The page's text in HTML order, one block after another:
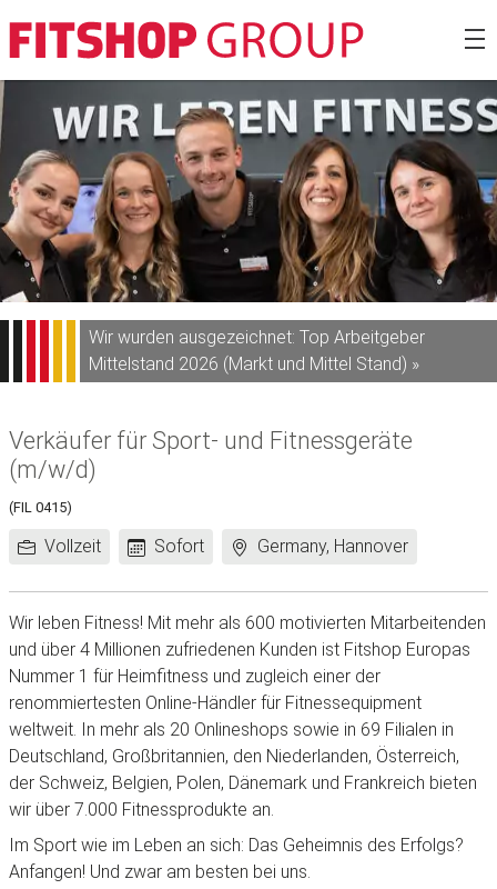
Zum
Inhalt
springen
Fitshop
Wir wurden ausgezeichnet: Top Arbeitgeber
Mittelstand 2026 (Markt und Mittel Stand) »
Verkäufer für Sport- und Fitnessgeräte
(m/w/d)
(FIL 0415)
Arbeitszeit:
Vollzeit
Frühestes
Sofort Standort:
Germany, Hannover
Wir leben Fitness! Mit mehr als 600 motivierten Mitarbeitenden
und über 4 Millionen zufriedenen Kunden ist Fitshop Europas
Nummer 1 für Heimfitness und zugleich einer der
renommiertesten Online-Händler für Fitnessequipment
weltweit. In mehr als 20 Onlineshops sowie in 69 Filialen in
Deutschland, Großbritannien, den Niederlanden, Österreich,
der Schweiz, Belgien, Polen, Dänemark und Frankreich bieten
wir über 7.000 Fitnessprodukte an.
Im Sport wie im Leben an sich: Das Geheimnis des Erfolgs?
Anfangen! Und zwar am besten bei uns.